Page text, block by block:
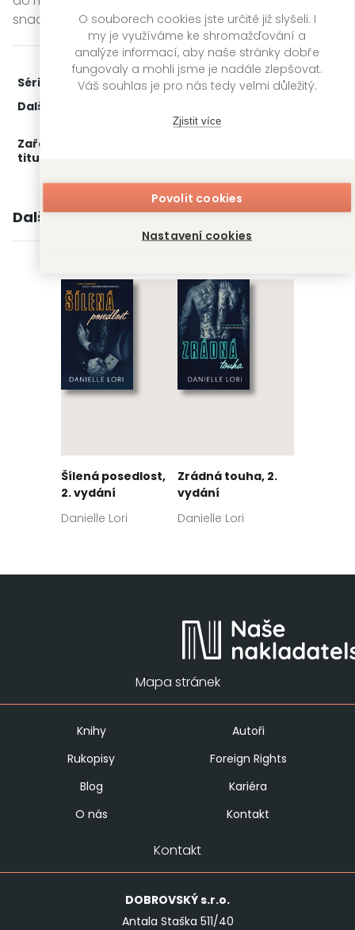
O souborech cookies jste určitě již slyšeli. I
my je využíváme ke shromažďování a
analýze informací, aby naše stránky dobře
fungovaly a mohli jsme je nadále zlepšovat.
Váš souhlas je pro nás tedy velmi důležitý.
Zjistit více
Povolit cookies
Nastavení cookies
snad ano?
Série: Made 1. díl z 3
Další díly:
Zrádná touha, 2. vydání
Zařažení
titulu:
Další knihy autora
Šílená posedlost,
2. vydání
Danielle Lori
Zrádná touha, 2.
vydání
Danielle Lori
Mapa stránek
Knihy
Autoři
Rukopisy
Foreign Rights
Blog
Kariéra
O nás
Kontakt
Kontakt
DOBROVSKÝs.r.o.
Antala Staška 511/40